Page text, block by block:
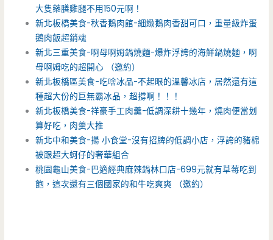
大隻藥膳雞腿不用150元啊！
新北板橋美食-秋香鵝肉館-細緻鵝肉香甜可口，重量級炸蛋
鵝肉飯超銷魂
新北三重美食-啊母啊姆鍋燒麵-爆炸浮誇的海鮮鍋燒麵，啊
母啊姆吃的超開心 （邀約）
新北板橋區美食-吃啥冰品-不起眼的溫馨冰店，居然還有這
種超大份的巨無霸冰品，超撐啊！！！
新北板橋美食-祥豪手工肉羹-低調深耕十幾年，燒肉便當划
算好吃，肉羹大推
新北中和美食-揚 小食堂-沒有招牌的低調小店，浮誇的豬棉
被跟超大蚵仔的奢華組合
桃園龜山美食-巴適經典麻辣鍋林口店-699元就有草莓吃到
飽，這次還有三個國家的和牛吃爽爽 （邀約）